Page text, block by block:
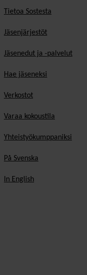
Tietoa Sostesta
Jäsenjärjestöt
Jäsenedut ja -palvelut
Hae jäseneksi
Verkostot
Varaa kokoustila
Yhteistyökumppaniksi
På Svenska
In English